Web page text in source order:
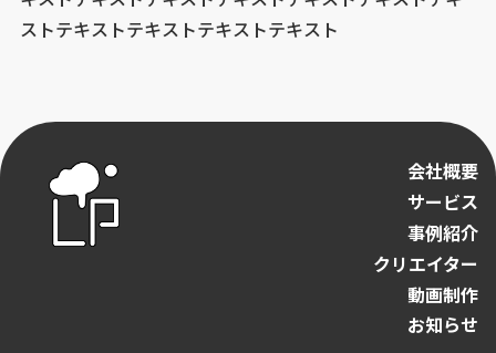
ストテキストテキストテキストテキスト
会社概要
サービス
事例紹介
クリエイター
動画制作
お知らせ